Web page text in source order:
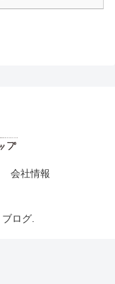
会社情報
ログ.